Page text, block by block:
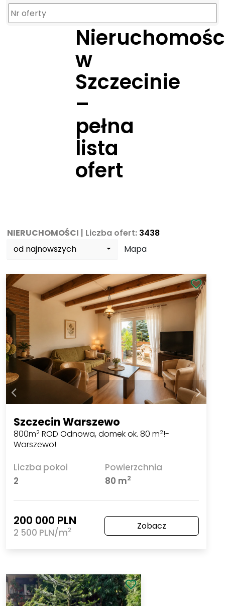
w
Szczecinie
–
pełna
lista
ofert
NIERUCHOMOŚCI | Liczba ofert: 3438
od najnowszych
Mapa
Szczecin Warszewo
800m2 ROD Odnowa, domek ok. 80 m2!-
Warszewo!
Liczba pokoi
2
Powierzchnia
80 m2
200 000 PLN
2 500 PLN/m2 Zobacz